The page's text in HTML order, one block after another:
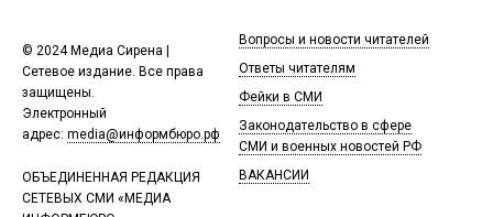
© 2024 Медиа Сирена |
Сетевое издание. Все права
защищены.
Электронный
адрес: media@информбюро.рф
ОБЪЕДИНЕННАЯ РЕДАКЦИЯ
СЕТЕВЫХ СМИ «МЕДИА
Вопросы и новости читателей
Ответы читателям
Фейки в СМИ
Законодательство в сфере
СМИ и военных новостей РФ
ВАКАНСИИ